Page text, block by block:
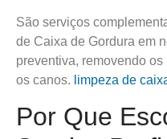
São serviços
de Caixa de Gordura em
preventiva, removendo
os canos. limpeza de
Por Que